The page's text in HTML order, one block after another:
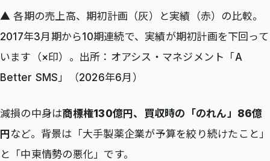
▲ 各期の売上高、期初計画（灰）と実績（赤）の比較。
2017年3月期から10期連続で、実績が期初計画を下回って
います（×印）。出所：オアシス・マネジメント「A
Better SMS」（2026年6月）
減損の中身は商標権130億円、買収時の「のれん」86億
円 など。背景は「大手製薬企業が予算を絞り続けたこと」
と「中東情勢の悪化」です。